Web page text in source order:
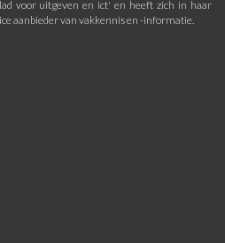
voor uitgeven en ict' en heeft zich in haar
aanbieder van vakkennis en -informatie.